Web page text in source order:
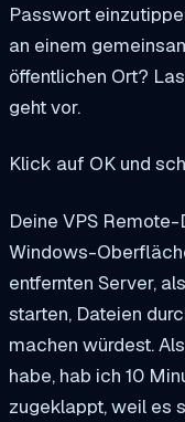
Passwort
an einem
öffentlichen Ort?
geht vor.
Klick auf OK und
Deine VPS
Windows-
entfernten Server,
starten, Dateien
machen würdest.
habe, hab ich 10
zugeklappt, weil es